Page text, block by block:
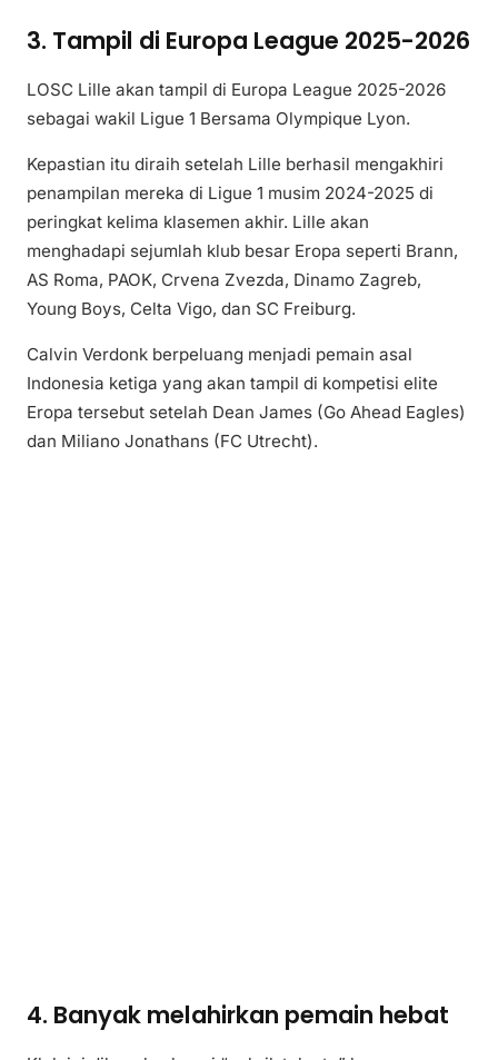
3. Tampil di Europa League 2025-2026
LOSC Lille akan tampil di Europa League 2025-2026
sebagai wakil Ligue 1 Bersama Olympique Lyon.
Kepastian itu diraih setelah Lille berhasil mengakhiri
penampilan mereka di Ligue 1 musim 2024-2025 di
peringkat kelima klasemen akhir. Lille akan
menghadapi sejumlah klub besar Eropa seperti Brann,
AS Roma, PAOK, Crvena Zvezda, Dinamo Zagreb,
Young Boys, Celta Vigo, dan SC Freiburg.
Calvin Verdonk berpeluang menjadi pemain asal
Indonesia ketiga yang akan tampil di kompetisi elite
Eropa tersebut setelah Dean James (Go Ahead Eagles)
dan Miliano Jonathans (FC Utrecht).
4. Banyak melahirkan pemain hebat